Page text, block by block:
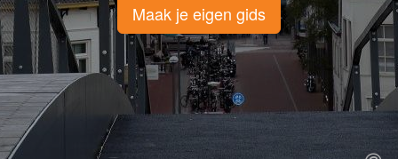
Maak je eigen gids